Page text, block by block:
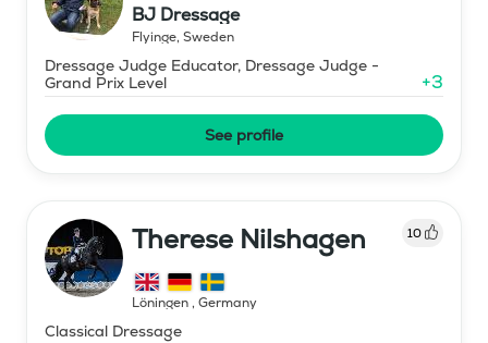
BJ Dressage
Flyinge, Sweden
Dressage Judge Educator, Dressage Judge -
Grand Prix Level
+3
See profile
Therese Nilshagen 10
Löningen, Germany
Classical Dressage